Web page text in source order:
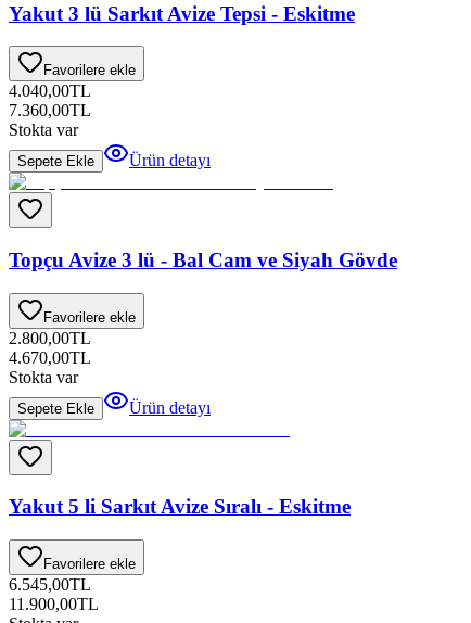
Yakut 3 lü Sarkıt Avize Tepsi - Eskitme
Favorilere ekle
4.040,00TL
7.360,00TL
Stokta var
Sepete Ekle Ürün detayı
Topçu Avize 3 lü - Bal Cam ve Siyah Gövde
Favorilere ekle
2.800,00TL
4.670,00TL
Stokta var
Sepete Ekle Ürün detayı
Yakut 5 li Sarkıt Avize Sıralı - Eskitme
Favorilere ekle
6.545,00TL
11.900,00TL